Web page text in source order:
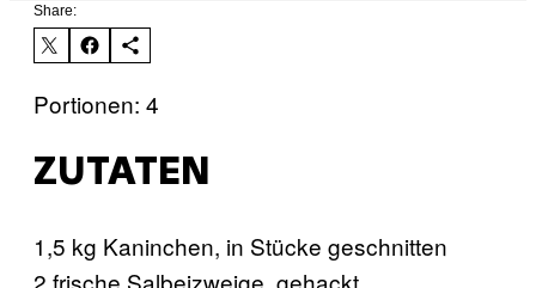
Share:
Portionen: 4
ZUTATEN
1,5 kg Kaninchen, in Stücke geschnitten
2 frische Salbeizweige, gehackt